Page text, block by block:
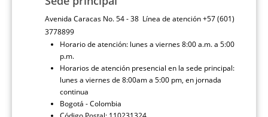
Avenida Caracas No. 54 - 38 Línea de atención +57 (601)
3778899
Horario de atención: lunes a viernes 8:00 a.m. a 5:00
p.m.
Horarios de atención presencial en la sede principal:
lunes a viernes de 8:00am a 5:00 pm, en jornada
continua
Bogotá - Colombia